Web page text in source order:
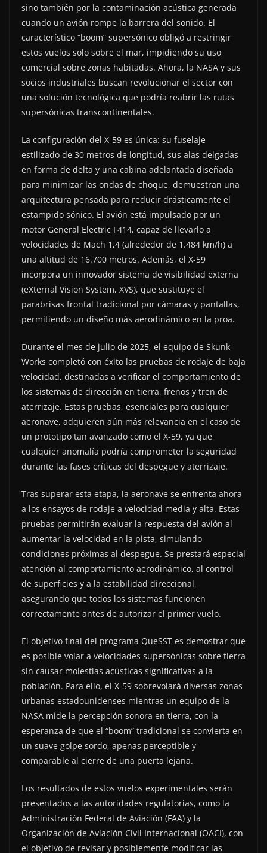
sino también por la contaminación acústica generada
cuando un avión rompe la barrera del sonido. El
característico “boom” supersónico obligó a restringir
estos vuelos solo sobre el mar, impidiendo su uso
comercial sobre zonas habitadas. Ahora, la NASA y sus
socios industriales buscan revolucionar el sector con
una solución tecnológica que podría reabrir las rutas
supersónicas transcontinentales.
La configuración del X-59 es única: su fuselaje
estilizado de 30 metros de longitud, sus alas delgadas
en forma de delta y una cabina adelantada diseñada
para minimizar las ondas de choque, demuestran una
arquitectura pensada para reducir drásticamente el
estampido sónico. El avión está impulsado por un
motor General Electric F414, capaz de llevarlo a
velocidades de Mach 1,4 (alrededor de 1.484 km/h) a
una altitud de 16.700 metros. Además, el X-59
incorpora un innovador sistema de visibilidad externa
(eXternal Vision System, XVS), que sustituye el
parabrisas frontal tradicional por cámaras y pantallas,
permitiendo un diseño más aerodinámico en la proa.
Durante el mes de julio de 2025, el equipo de Skunk
Works completó con éxito las pruebas de rodaje de baja
velocidad, destinadas a verificar el comportamiento de
los sistemas de dirección en tierra, frenos y tren de
aterrizaje. Estas pruebas, esenciales para cualquier
aeronave, adquieren aún más relevancia en el caso de
un prototipo tan avanzado como el X-59, ya que
cualquier anomalía podría comprometer la seguridad
durante las fases críticas del despegue y aterrizaje.
Tras superar esta etapa, la aeronave se enfrenta ahora
a los ensayos de rodaje a velocidad media y alta. Estas
pruebas permitirán evaluar la respuesta del avión al
aumentar la velocidad en la pista, simulando
condiciones próximas al despegue. Se prestará especial
atención al comportamiento aerodinámico, al control
de superficies y a la estabilidad direccional,
asegurando que todos los sistemas funcionen
correctamente antes de autorizar el primer vuelo.
El objetivo final del programa QueSST es demostrar que
es posible volar a velocidades supersónicas sobre tierra
sin causar molestias acústicas significativas a la
población. Para ello, el X-59 sobrevolará diversas zonas
urbanas estadounidenses mientras un equipo de la
NASA mide la percepción sonora en tierra, con la
esperanza de que el “boom” tradicional se convierta en
un suave golpe sordo, apenas perceptible y
comparable al cierre de una puerta lejana.
Los resultados de estos vuelos experimentales serán
presentados a las autoridades regulatorias, como la
Administración Federal de Aviación (FAA) y la
Organización de Aviación Civil Internacional (OACI), con
el objetivo de revisar y posiblemente modificar las